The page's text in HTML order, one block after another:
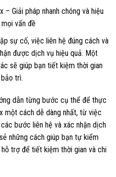
sự cố, việc liên hệ đúng cách và
được dịch vụ hiệu quả. Một
sẽ giúp bạn tiết kiệm thời gian
trì.
dẫn từng bước cụ thể để thực
một cách dễ dàng nhất, từ việc
bước liên hệ và xác nhận dịch
những cách giúp bạn tự kiểm
trợ để tiết kiệm thời gian và chi